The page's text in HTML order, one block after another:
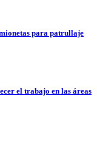
para patrullaje
el trabajo en las áreas